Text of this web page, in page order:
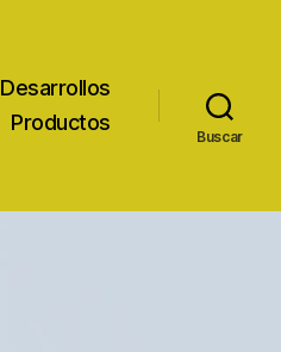
Desarrollos
Productos
Buscar